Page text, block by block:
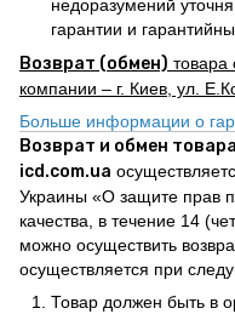
недоразумений
гарантии и
Возврат (обмен) товара
компании – г. Киев, ул.
Больше информации о
Возврат и обмен
icd.com.ua
Украины «О защите прав
качества, в течение 14
можно осуществить
осуществляется при
Товар должен быть в